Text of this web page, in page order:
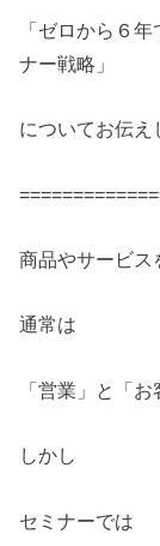
「ゼロから６
ナー戦略」
についてお伝え
商品やサービス
通常は
「営業」と「
しかし
セミナーでは